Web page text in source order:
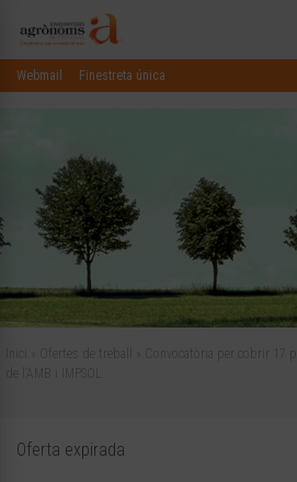
Webmail Finestreta única
Oferta expirada